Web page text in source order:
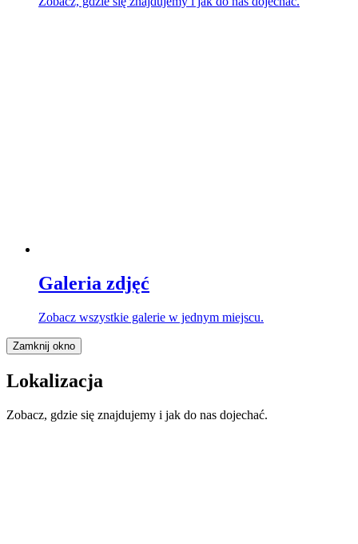
Galeria zdjęć
Zobacz wszystkie galerie w jednym miejscu.
Zamknij okno
Lokalizacja
Zobacz, gdzie się znajdujemy i jak do nas dojechać.